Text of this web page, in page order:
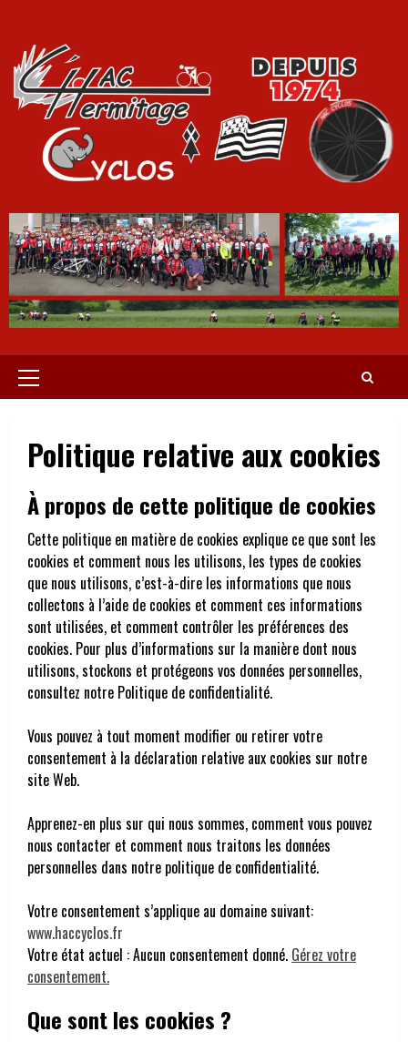
Politique relative aux cookies
À propos de cette politique de cookies
Cette politique en matière de cookies explique ce que sont les
cookies et comment nous les utilisons, les types de cookies
que nous utilisons, c’est-à-dire les informations que nous
collectons à l’aide de cookies et comment ces informations
sont utilisées, et comment contrôler les préférences des
cookies. Pour plus d’informations sur la manière dont nous
utilisons, stockons et protégeons vos données personnelles,
consultez notre Politique de confidentialité.
Vous pouvez à tout moment modifier ou retirer votre
consentement à la déclaration relative aux cookies sur notre
site Web.
Apprenez-en plus sur qui nous sommes, comment vous pouvez
nous contacter et comment nous traitons les données
personnelles dans notre politique de confidentialité.
Votre consentement s’applique au domaine suivant:
www.haccyclos.fr
Votre état actuel : Aucun consentement donné. Gérez votre
consentement.
Que sont les cookies ?